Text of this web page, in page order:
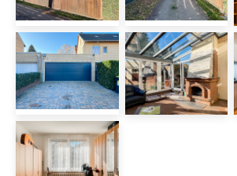
- Einbauküche im DG ist möglich,
Leitungen sind vorbereitet
- 4x Tageslichtbadezimmer
- 2x Gäste-WC
- Beheizter Wintergarten (ca. Bj. 2020)
mit Kamin